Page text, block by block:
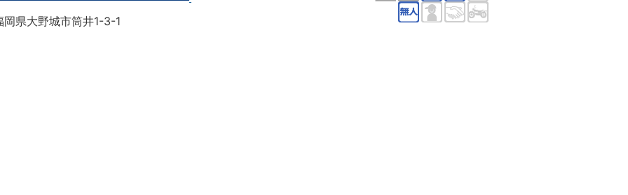
岡県大野城市筒井1-3-1